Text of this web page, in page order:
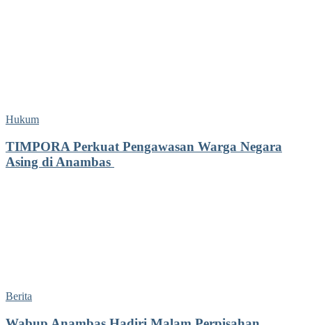
Hukum
TIMPORA Perkuat Pengawasan Warga Negara
Asing di Anambas ‎
Berita